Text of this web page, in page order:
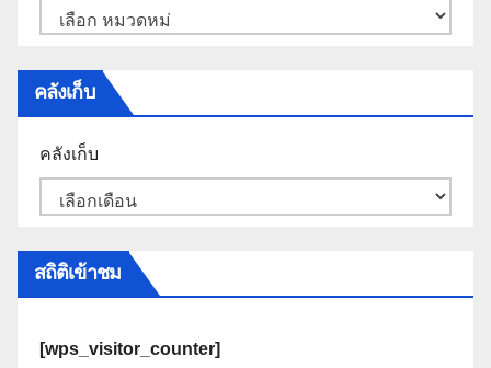
คลังเก็บ
คลังเก็บ
สถิติเข้าชม
[wps_visitor_counter]